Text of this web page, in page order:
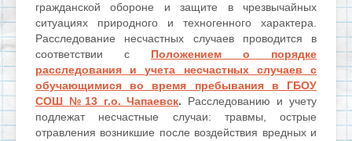
гражданской обороне и защите в чрезвычайных
ситуациях природного и техногенного характера.
Расследование несчастных случаев проводится в
соответствии с Положением о порядке
расследования и учета несчастных случаев с
обучающимися во время пребывания в ГБОУ
СОШ №13 г.о. Чапаевск. Расследованию и учету
подлежат несчастные случаи: травмы, острые
отравления возникшие после воздействия вредных и